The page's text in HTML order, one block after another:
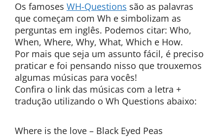
Os famoses WH-Questions são as palavras
que começam com Wh e simbolizam as
perguntas em inglês. Podemos citar: Who,
When, Where, Why, What, Which e How.
Por mais que seja um assunto fácil, é preciso
praticar e foi pensando nisso que trouxemos
algumas músicas para vocês!
Confira o link das músicas com a letra +
tradução utilizando o Wh Questions abaixo:
Where is the love – Black Eyed Peas